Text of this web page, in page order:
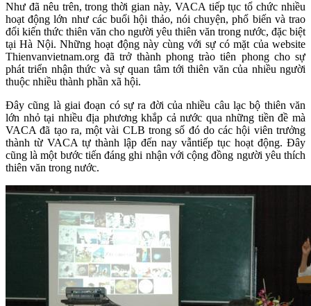
Như đã nêu trên, trong thời gian này, VACA tiếp tục tổ chức nhiều
hoạt động lớn như các buổi hội thảo, nói chuyện, phổ biến và trao
đổi kiến thức thiên văn cho người yêu thiên văn trong nước, đặc biệt
tại Hà Nội. Những hoạt động này cùng với sự có mặt của website
Thienvanvietnam.org đã trở thành phong trào tiên phong cho sự
phát triển nhận thức và sự quan tâm tới thiên văn của nhiều người
thuộc nhiều thành phần xã hội.
Đây cũng là giai đoạn có sự ra đời của nhiều câu lạc bộ thiên văn
lớn nhỏ tại nhiều địa phương khắp cả nước qua những tiền đề mà
VACA đã tạo ra, một vài CLB trong số đó do các hội viên trưởng
thành từ VACA tự thành lập đến nay vẫntiếp tục hoạt động. Đây
cũng là một bước tiến đáng ghi nhận với cộng đồng người yêu thích
thiên văn trong nước.